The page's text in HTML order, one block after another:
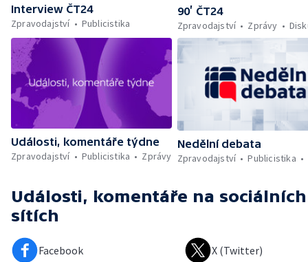
Interview ČT24
Zpravodajství
Publicistika
90’ ČT24
Zpravodajství
Zprávy
Události, komentáře týdne
Zpravodajství
Publicistika Zprávy
Nedělní debata
Zpravodajství
Publicistika
Události, komentáře na sociálních
sítích
Facebook X (Twitter)